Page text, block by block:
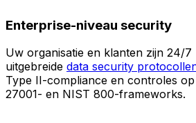
Enterprise-niveau security
Uw organisatie en klanten zijn 24/7
uitgebreide data security
Type II-compliance en controles op
27001- en NIST 800-frameworks.